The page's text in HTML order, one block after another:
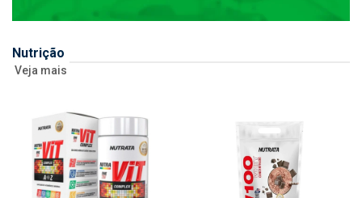
Nutrição
Veja mais